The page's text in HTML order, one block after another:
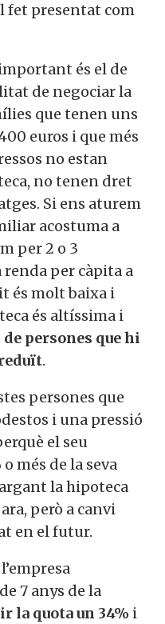
fet presentat com
és el de
de negociar la
que tenen uns
euros i que més
no estan
no tenen dret
Si ens aturem
acostuma a
per 2 o 3
renda per càpita a
és molt baixa i
és altíssima i
persones que hi
.
persones que
i una pressió
el seu
més de la seva
la hipoteca
però a canvi
en el futur.
7 anys de la
la quota un 34% i